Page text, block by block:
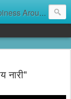
સેવા ભારતી সেবা ভাঁরাটি
नारी"